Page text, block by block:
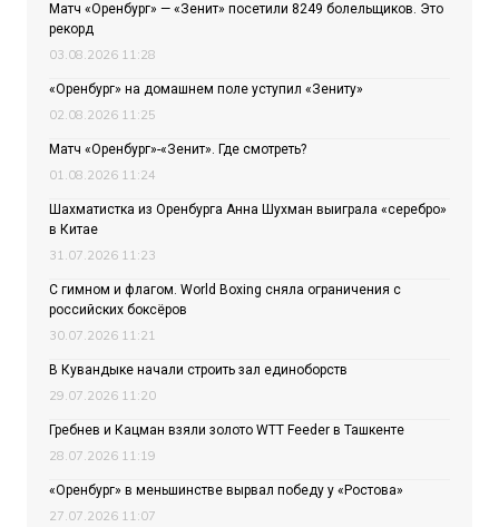
Матч «Оренбург» — «Зенит» посетили 8249 болельщиков. Это
рекорд
03.08.2026 11:28
«Оренбург» на домашнем поле уступил «Зениту»
02.08.2026 11:25
Матч «Оренбург»-«Зенит». Где смотреть?
01.08.2026 11:24
Шахматистка из Оренбурга Анна Шухман выиграла «серебро»
в Китае
31.07.2026 11:23
С гимном и флагом. World Boxing сняла ограничения с
российских боксёров
30.07.2026 11:21
В Кувандыке начали строить зал единоборств
29.07.2026 11:20
Гребнев и Кацман взяли золото WTT Feeder в Ташкенте
28.07.2026 11:19
«Оренбург» в меньшинстве вырвал победу у «Ростова»
27.07.2026 11:07